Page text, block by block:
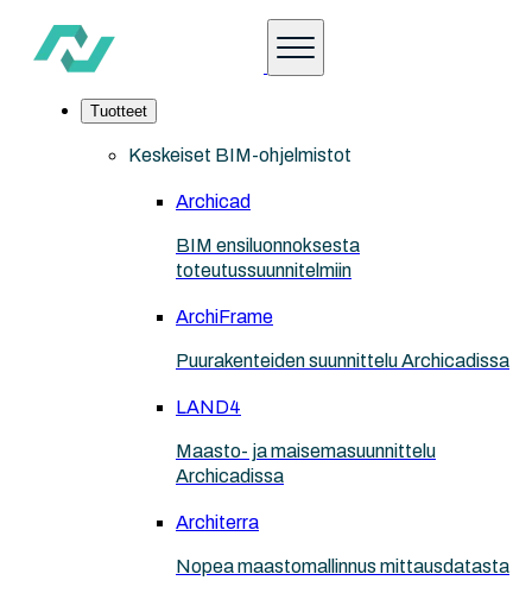
Tuotteet
Keskeiset BIM-ohjelmistot
Archicad
BIM ensiluonnoksesta
toteutussuunnitelmiin
ArchiFrame
Puurakenteiden suunnittelu Archicadissa
LAND4
Maasto- ja maisemasuunnittelu
Archicadissa
Architerra
Nopea maastomallinnus mittausdatasta